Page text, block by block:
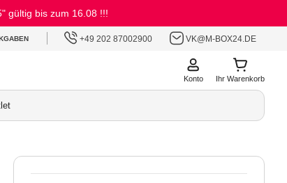
gültig bis zum 16.08 !!!
+49 202 87002900 VK@M-BOX24.DE
Konto Ihr Warenkorb